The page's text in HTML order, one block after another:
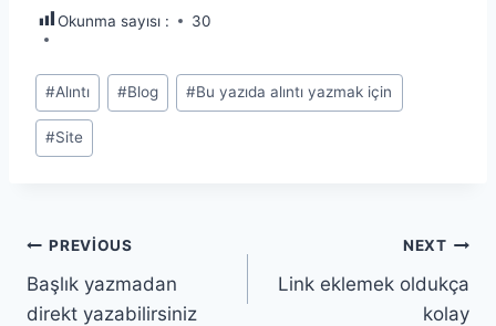
Okunma sayısı : 30
Post
Tags:
#Alıntı #Blog #Bu yazıda alıntı yazmak için
#Site
Yazı
gezinmesi
PREVIOUS
Başlık yazmadan
direkt yazabilirsiniz
NEXT
Link eklemek oldukça
kolay